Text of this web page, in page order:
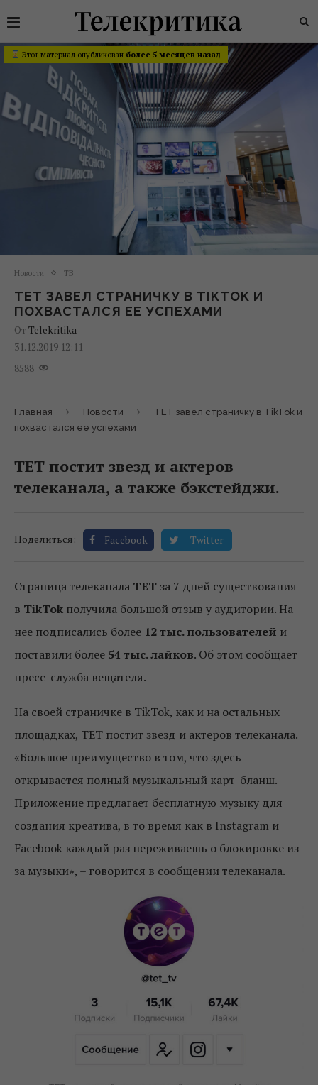
Этот материал опубликован более 5 месяцев назад
Новости ТВ
ТЕТ ЗАВЕЛ СТРАНИЧКУ В TIKTOK И
ПОХВАСТАЛСЯ ЕЕ УСПЕХАМИ
От Telekritika
31.12.2019 12:11
8588
Главная Новости
ТЕТ завел страничку в TikTok и
похвастался ее успехами
ТЕТ постит звезд и актеров
телеканала, а также бэкстейджи.
Поделиться: Facebook Twitter
Страница телеканала ТЕТ за 7 дней существования
в TikTok получила большой отзыв у аудитории. На
нее подписались более 12 тыс. пользователей и
поставили более 54 тыс. лайков. Об этом сообщает
пресс-служба вещателя.
На своей страничке в TikTok, как и на остальных
площадках, ТЕТ постит звезд и актеров телеканала.
«Большое преимущество в том, что здесь
открывается полный музыкальный карт-бланш.
Приложение предлагает бесплатную музыку для
создания креатива, в то время как в Instagram и
Facebook каждый раз переживаешь о блокировке из-
за музыки», – говорится в сообщении телеканала.